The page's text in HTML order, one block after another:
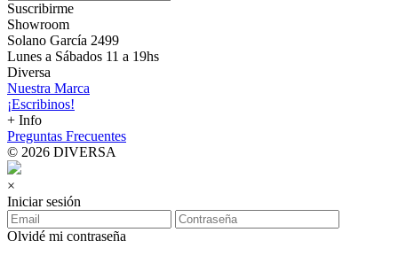
Suscribirme
Showroom
Solano García 2499
Lunes a Sábados 11 a 19hs
Diversa
Nuestra Marca
¡Escribinos!
+ Info
Preguntas Frecuentes
© 2026 DIVERSA
×
Iniciar sesión
Olvidé mi contraseña